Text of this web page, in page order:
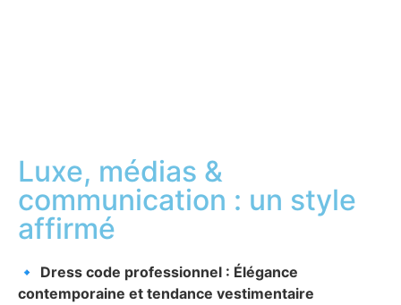
Luxe, médias &
communication : un style
affirmé
🔹 Dress code professionnel : Élégance
contemporaine et tendance vestimentaire